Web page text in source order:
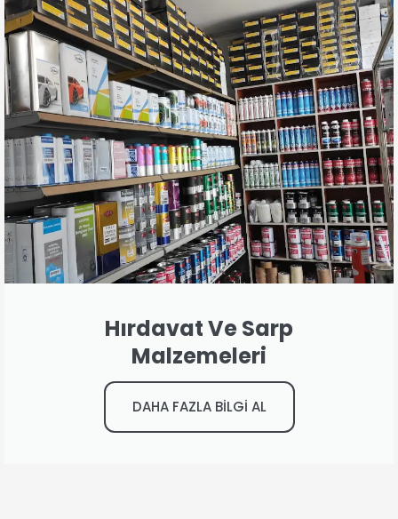
Hırdavat Ve Sarp
Malzemeleri
DAHA FAZLA BİLGİ AL